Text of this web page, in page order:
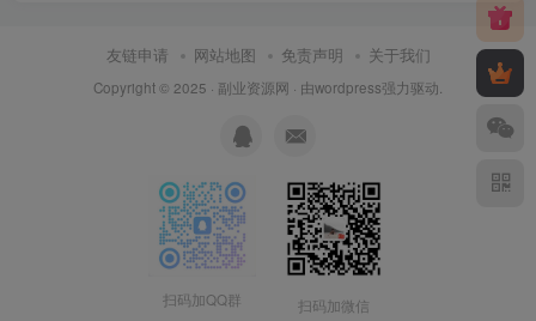
友链申请 网站地图 免责声明 关于我们
Copyright © 2025 · 副业资源网 · 由wordpress强力驱动.
扫码加QQ群 扫码加微信